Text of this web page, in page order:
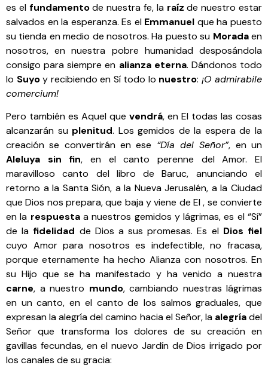
es el fundamentode nuestra fe, la raíz de nuestro estar
salvados en la esperanza. Es el Emmanuel que ha puesto
su tienda en medio de nosotros. Ha puesto su Moradaen
nosotros, en nuestra pobre humanidad desposándola
consigo para siempre en alianza eterna. Dándonos todo
lo Suyoy recibiendo en Sí todo lo nuestro: ¡O admirabile
comercium!
Pero también es Aquel que vendrá, en El todas las cosas
alcanzarán su plenitud. Los gemidos de la espera de la
creación se convertirán en ese “Día del Señor”, en un
Aleluya sin fin, en el canto perenne del Amor. El
maravilloso canto del libro de Baruc, anunciando el
retorno a la Santa Sión, a la Nueva Jerusalén, a la Ciudad
que Dios nos prepara, que baja y viene de El , se convierte
en la respuestaa nuestros gemidos y lágrimas, es el “Sí”
de la fidelidad de Dios a sus promesas. Es el Dios fiel
cuyo Amor para nosotros es indefectible, no fracasa,
porque eternamente ha hecho Alianza con nosotros. En
su Hijo que se ha manifestado y ha venido a nuestra
carne, a nuestro mundo, cambiando nuestras lágrimas
en un canto, en el canto de los salmos graduales, que
expresan la alegría del camino hacia el Señor, la alegríadel
Señor que transforma los dolores de su creación en
gavillas fecundas, en el nuevo Jardín de Dios irrigado por
los canales de su gracia: